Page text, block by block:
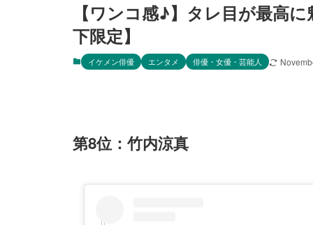
【ワンコ感♪】タレ目が最高
下限定】
イケメン俳優 エンタメ 俳優・女優・芸能人
第8位：竹内涼真